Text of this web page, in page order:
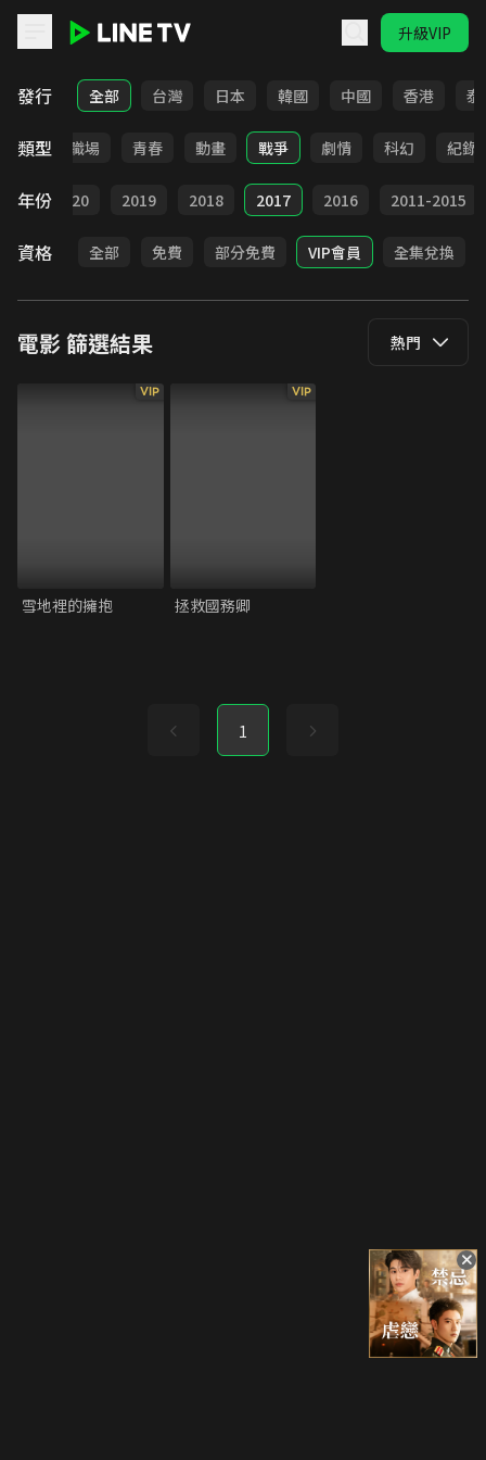
升級VIP
LINE TV - 電影
發行 全部 台灣 日本 韓國 中國 香港 泰
類型
家庭 職場 青春 動畫 戰爭 劇情 科幻 紀錄
年份 2020 2019 2018 2017 2016 2011-2015
資格 全部 免費 部分免費 VIP會員 全集兌換
電影篩選結果 熱門
VIP
雪地裡的擁抱
VIP
拯救國務卿
1